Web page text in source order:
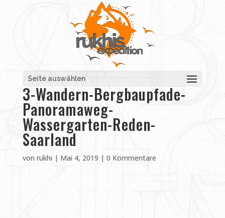
Seite auswählen
3-Wandern-Bergbaupfade-
Panoramaweg-
Wassergarten-Reden-
Saarland
von rukhi | Mai 4, 2019 | 0 Kommentare